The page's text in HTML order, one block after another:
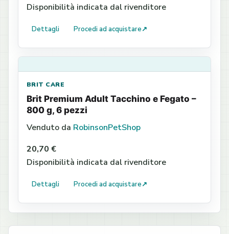
Disponibilità indicata dal rivenditore
Dettagli Procedi ad acquistare↗
BRIT CARE
Brit Premium Adult Tacchino e Fegato –
800 g, 6 pezzi
Venduto da RobinsonPetShop
20,70 €
Disponibilità indicata dal rivenditore
Dettagli Procedi ad acquistare↗